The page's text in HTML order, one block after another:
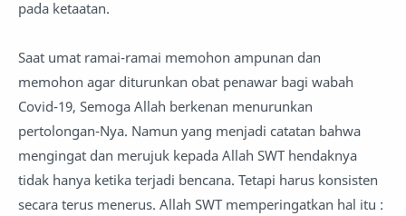
pada ketaatan.
Saat umat ramai-ramai memohon ampunan dan
memohon agar diturunkan obat penawar bagi wabah
Covid-19, Semoga Allah berkenan menurunkan
pertolongan-Nya. Namun yang menjadi catatan bahwa
mengingat dan merujuk kepada Allah SWT hendaknya
tidak hanya ketika terjadi bencana. Tetapi harus konsisten
secara terus menerus. Allah SWT memperingatkan hal itu :